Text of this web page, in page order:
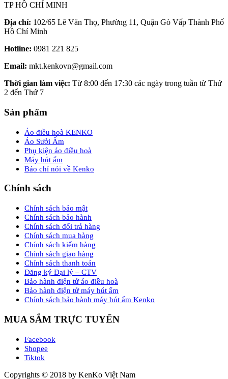
TP HỒ CHÍ MINH
Địa chỉ: 102/65 Lê Văn Thọ, Phường 11, Quận Gò Vấp Thành Phố
Hồ Chí Minh
Hotline: 0981 221 825
Email: mkt.kenkovn@gmail.com
Thời gian làm việc: Từ 8:00 đến 17:30 các ngày trong tuần từ Thứ
2 đến Thứ 7
Sản phẩm
Áo điều hoà KENKO
Áo Sưởi Ấm
Phụ kiện áo điều hoà
Máy hút ẩm
Báo chí nói về Kenko
Chính sách
Chính sách bảo mật
Chính sách bảo hành
Chính sách đổi trả hàng
Chính sách mua hàng
Chính sách kiểm hàng
Chính sách giao hàng
Chính sách thanh toán
Đăng ký Đại lý – CTV
Bảo hành điện tử áo điều hoà
Bảo hành điện tử máy hút ẩm
Chính sách bảo hành máy hút ẩm Kenko
MUA SẮM TRỰC TUYẾN
Facebook
Shopee
Tiktok
Copyrights © 2018 by KenKo Việt Nam